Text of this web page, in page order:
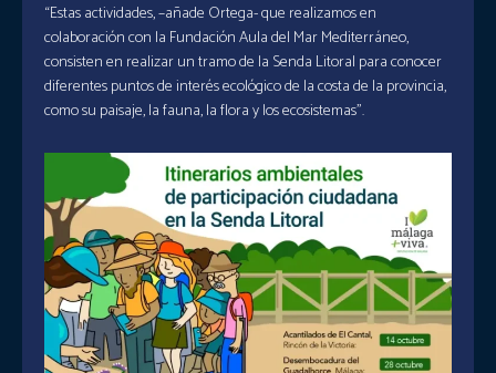
“Estas actividades, –añade Ortega- que realizamos en
colaboración con la Fundación Aula del Mar Mediterráneo,
consisten en realizar un tramo de la Senda Litoral para conocer
diferentes puntos de interés ecológico de la costa de la provincia,
como su paisaje, la fauna, la flora y los ecosistemas”.